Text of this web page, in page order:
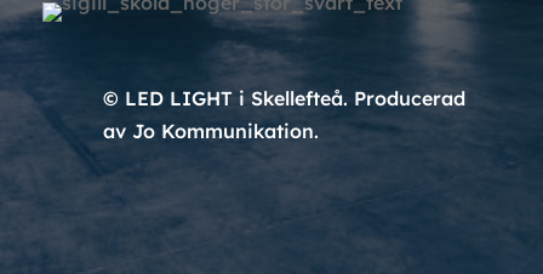
© LED LIGHT i Skellefteå. Producerad
av Jo Kommunikation.